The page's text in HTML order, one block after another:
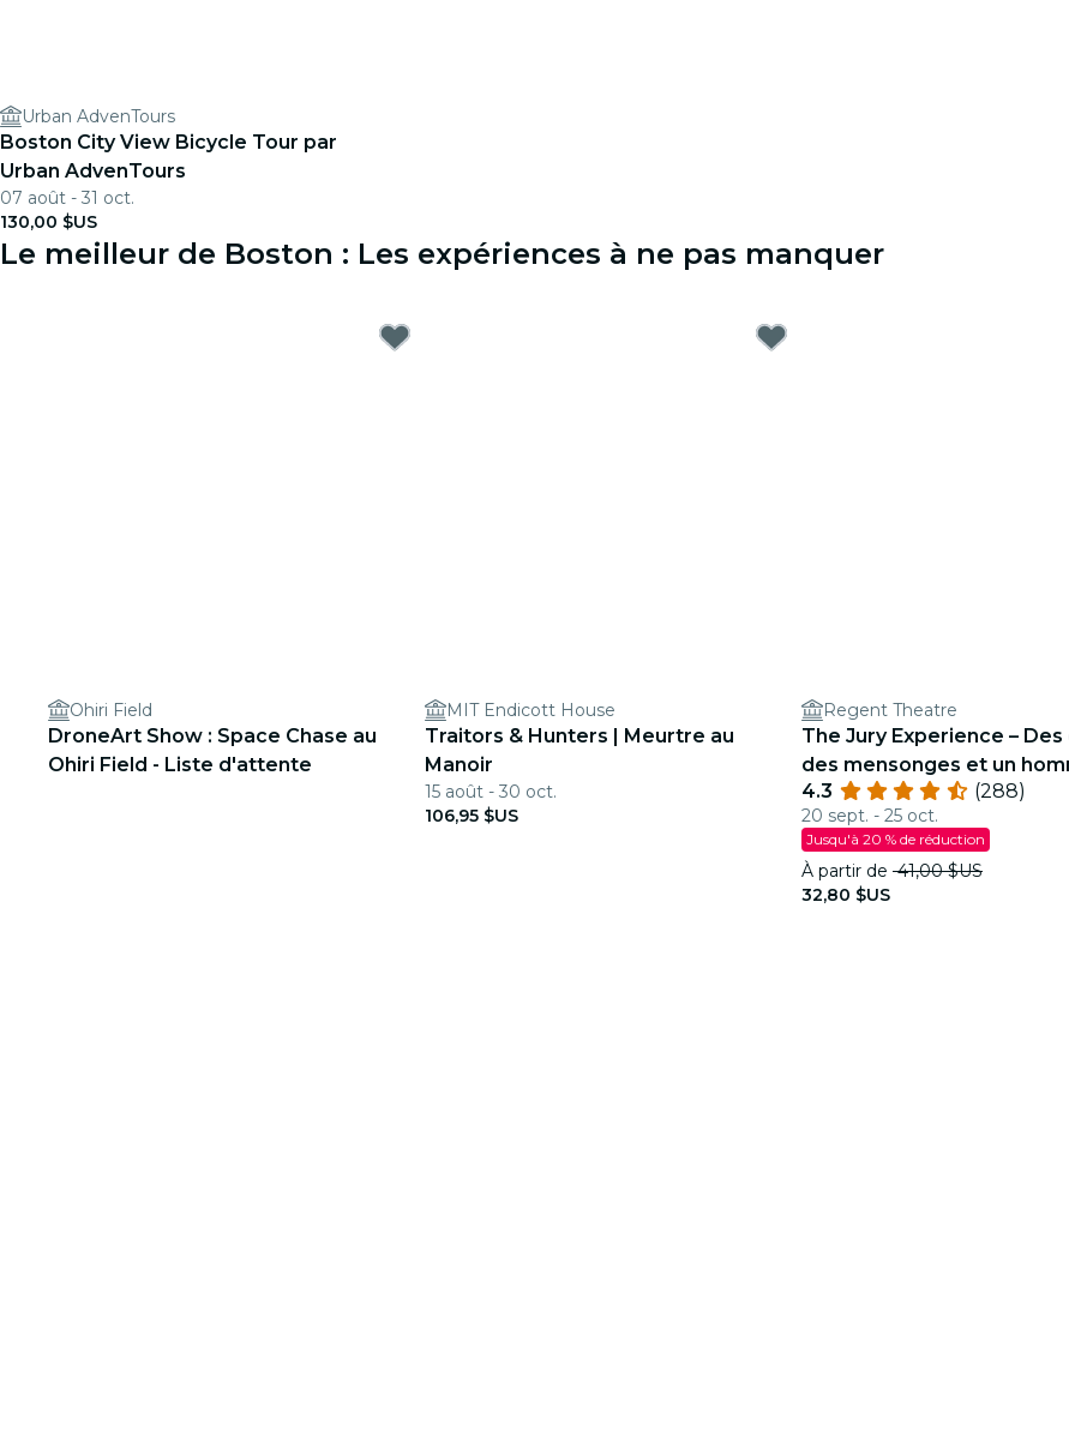
Urban AdvenTours
Boston City View Bicycle Tour par
Urban AdvenTours
07 août - 31 oct.
130,00 $US
Le meilleur de Boston : Les expériences à ne pas manquer
Ohiri Field
DroneArt Show : Space Chase au
Ohiri Field - Liste d'attente
MIT Endicott House
Traitors & Hunters | Meurtre au
Manoir
15 août - 30 oct.
106,95 $US
Regent Theatre
The Jury Experience –
des mensonges et un
Boston saura-t-il rendre
4.3 (288)
20 sept. - 25 oct.
Jusqu'à 20 % de réduction
À partir de 41,00 $US
32,80 $US